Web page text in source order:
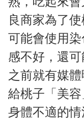
良商家為了
可能會使用
感不好，還可
之前就有媒
給桃子「美
身體不適的情